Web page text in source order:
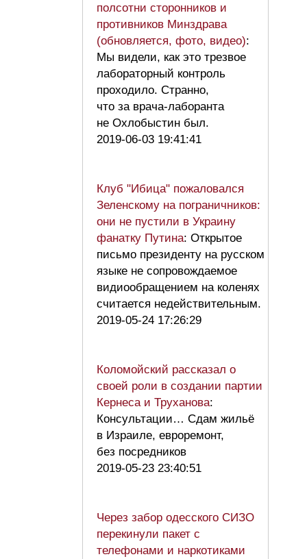
полсотни сторонников и
противников Минздрава
(обновляется, фото, видео):
Мы видели, как это трезвое
лабораторный контроль
проходило. Странно,
что за врача-лаборанта
не Охлобыстин был.
2019-06-03 19:41:41
Клуб "Ибица" пожаловался
Зеленскому на пограничников:
они не пустили в Украину
фанатку Путина: Открытое
письмо президенту на русском
языке не сопровождаемое
видиообращением на коленях
считается недействительным.
2019-05-24 17:26:29
Коломойский рассказал о
своей роли в создании партии
Кернеса и Труханова:
Консультации… Сдам жильё
в Израиле, евроремонт,
без посредников
2019-05-23 23:40:51
Через забор одесского СИЗО
перекинули пакет с
телефонами и наркотиками